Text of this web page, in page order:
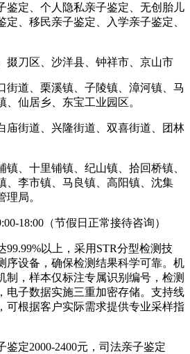
鉴定、个人隐私亲子鉴定、无创胎儿
定、移民亲子鉴定、入学亲子鉴定、
掇刀区、沙洋县、钟祥市、京山市
街道、栗溪镇、子陵镇、漳河镇、马
仙居乡、东宝工业园区。
庙街道、兴隆街道、双喜街道、团林
、十里铺镇、纪山镇、拾回桥镇、
、李市镇、马良镇、高阳镇、沈集
局。
18:00（节假日正常接待咨询）
99.99%以上，采用STR分型检测技
序设备，确保检测结果科学可靠。机
制，样本仅标注专属识别编号，检测
电子数据实施三重加密存储。支持线
可根据客户实际需求提供专业采样指
定2000-2400元，司法亲子鉴定